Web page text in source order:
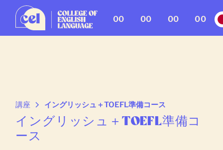
00 00 00 00
講座 イングリッシュ＋TOEFL準備コース
イングリッシュ＋TOEFL準備コ
ース